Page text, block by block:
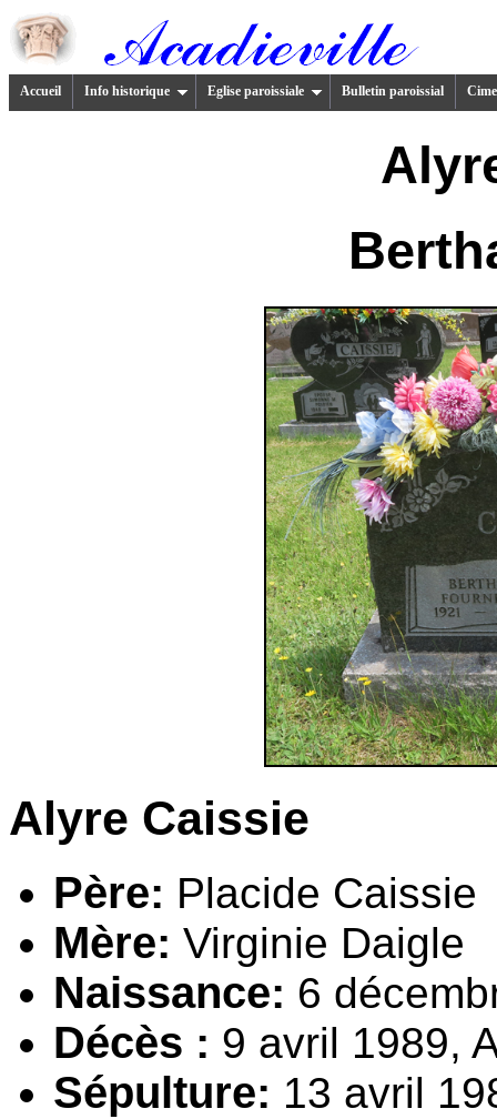
Accueil Info historique Eglise paroissiale Bulletin paroissial
Alyre Caissie
Père: Placide Caissie
Mère: Virginie Daigle
Naissance: 6
Décès : 9 avril 1989,
Sépulture: 13 avril